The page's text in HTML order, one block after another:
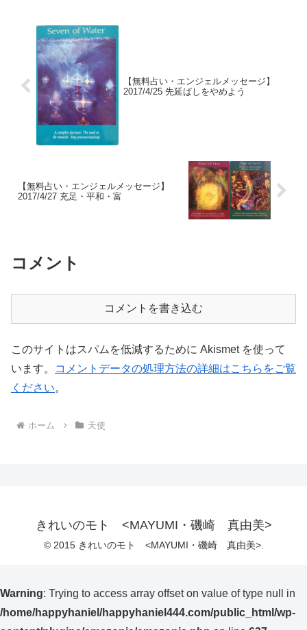
【無料占い・エンジェルメッセージ】
2017/4/25 先延ばしをやめよう
【無料占い・エンジェルメッセージ】
2017/4/27 充足・平和・富
コメント
コメントを書き込む
このサイトはスパムを低減するために Akismet を使って
います。
コメントデータの処理方法の詳細はこちらをご覧
ください。
ホーム 天使
きれいのモト <MAYUMI・磯崎 真由美>
© 2015 きれいのモト <MAYUMI・磯崎 真由美>.
Warning: Trying to access array offset on value of type null in
/home/happyhaniel/happyhaniel444.com/public_html/wp-